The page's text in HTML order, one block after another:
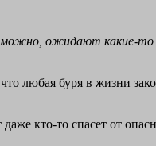
ожидают какие-
любая буря в жизни
кто-то спасет от